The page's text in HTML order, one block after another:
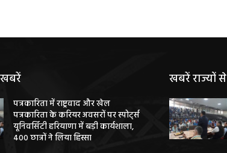
पत्रकारिता में राष्ट्रवाद और खेल
पत्रकारिता के करियर अवसरों पर स्पोर्ट्स
यूनिवर्सिटी हरियाणा में बड़ी कार्यशाला,
400 छात्रों ने लिया हिस्सा
खबरें राज्यों से